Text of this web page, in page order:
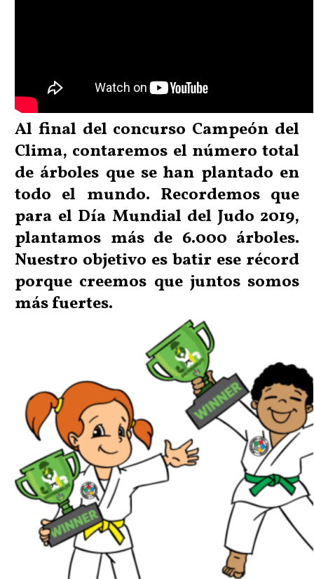
Al final del concurso Campeón del
Clima, contaremos el número total
de árboles que se han plantado en
todo el mundo. Recordemos que
para el Día Mundial del Judo 2019,
plantamos más de 6.000 árboles.
Nuestro objetivo es batir ese récord
porque creemos que juntos somos
más fuertes.